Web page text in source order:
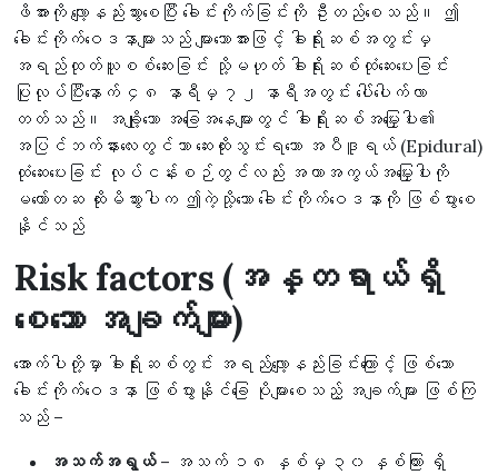
ဖိအားကို လျော့နည်းသွားစေပြီး ခေါင်းကိုက်ခြင်းကို ဦးတည်စေသည်။ ဤ
ခေါင်းကိုက်ဝေဒနာများသည် များသောအားဖြင့် ခါးရိုးဆစ်အတွင်းမှ
အရည်ထုတ်ယူစစ်ဆေးခြင်း သို့မဟုတ် ခါးရိုးဆစ်ထုံဆေးပေးခြင်း
ပြုလုပ်ပြီးနောက် ၄၈ နာရီမှ ၇၂ နာရီအတွင်း ပေါ်ပေါက်လာ
တတ်သည်။ အချို့သော အခြေအနေများတွင် ခါးရိုးဆစ်အမြှေးပါး၏
အပြင်ဘက်နားလေးတွင်သာ ဆေးထိုးသွင်းရသော အပီဒူရယ် (Epidural)
ထုံဆေးပေးခြင်း လုပ်ငန်းစဉ်တွင်လည်း အကာအကွယ်အမြှေးပါးကို
မတော်တဆ ထိုးမိသွားပါက ဤကဲ့သို့သော ခေါင်းကိုက်ဝေဒနာကို ဖြစ်ပွားစေ
နိုင်သည်
Risk factors (အန္တရာယ်ရှိ
စေသော အချက်များ)
အောက်ပါတို့မှာ ခါးရိုးဆစ်တွင်း အရည်လျော့နည်းခြင်းကြောင့် ဖြစ်သော
ခေါင်းကိုက်ဝေဒနာ ဖြစ်ပွားနိုင်ခြေ ပိုများစေသည့် အချက်များ ဖြစ်ကြ
သည် –
အသက်အရွယ်– အသက် ၁၈ နှစ်မှ ၃၀ နှစ်ကြား ရှိ